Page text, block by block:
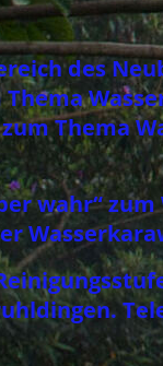
des
Thema
wahr“